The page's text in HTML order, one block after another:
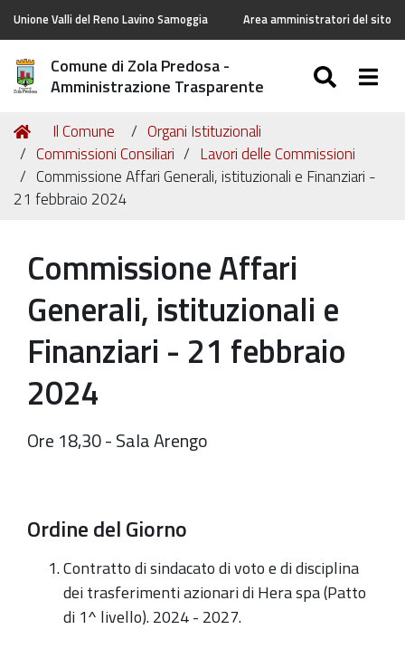
Unione Valli del Reno Lavino Samoggia Area amministratori del sito
Comune di Zola Predosa -
Amministrazione Trasparente
Tu
sei
qui:
Home
Il Comune
Organi Istituzionali
Commissioni Consiliari
Lavori delle Commissioni
Commissione Affari Generali, istituzionali e Finanziari -
21 febbraio 2024
Commissione Affari
Generali, istituzionali e
Finanziari - 21 febbraio
2024
Ore 18,30 - Sala Arengo
Ordine del Giorno
Contratto di sindacato di voto e di disciplina
dei trasferimenti azionari di Hera spa (Patto
di 1^ livello). 2024 - 2027.